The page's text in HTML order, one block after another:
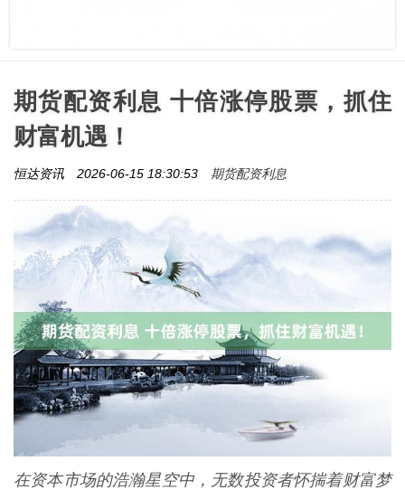
期货配资利息 十倍涨停股票，抓住
财富机遇！
恒达资讯 2026-06-15 18:30:53 期货配资利息
在资本市场的浩瀚星空中，无数投资者怀揣着财富梦